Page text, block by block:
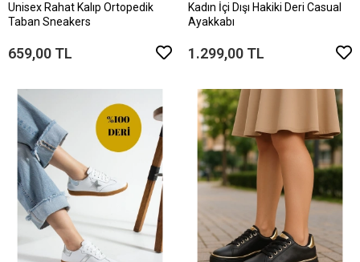
Unisex Rahat Kalıp Ortopedik
Taban Sneakers
659,00 TL
Kadın İçi Dışı Hakiki Deri Casual
Ayakkabı
1.299,00 TL